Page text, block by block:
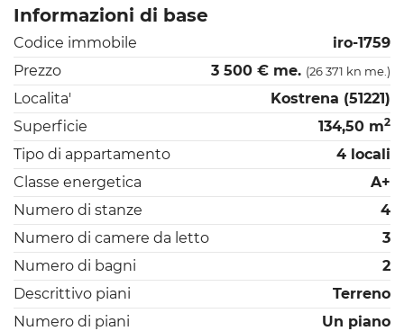
Informazioni di base
Codice immobile
iro-1759
Prezzo
3 500 € me. (26 371 kn me.)
Localita'
Kostrena (51221)
Superficie
134,50 m2
Tipo di appartamento
4 locali
Classe energetica
A+
Numero di stanze
4
Numero di camere da letto
3
Numero di bagni
2
Descrittivo piani
Terreno
Numero di piani
Un piano